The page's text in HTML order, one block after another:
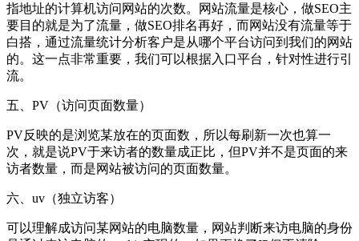
指地址的计算机访问网站的次数。网站流量是核心，做SEO主
要目的就是为了流量，做SEO排名再好，而网站没有流量等于
白搭，通过流量统计分析客户是从哪个平台访问到我们的网站
的。这一点非常重要，我们可以根据入口平台，针对性进行引
流。
五、PV（访问页面数量）
PV反映的是浏览某放在的页面数，所以每刷新一次也算一
次，就是说PV于来访者的数量成正比，但PV并不是页面的来
访者数量，而是网站被访问的页面数量。
六、uv（独立访客）
可以理解成访问某网站的电脑数量，网站判断来访电脑的身份